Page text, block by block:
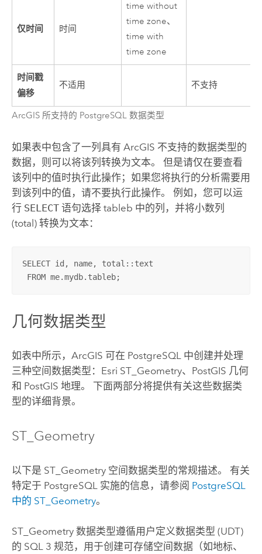
仅时间 时间
time without
time zone、
time with
time zone
时间戳
偏移
不适用 不支持
ArcGIS 所支持的 PostgreSQL 数据类型
如果表中包含了一列具有 ArcGIS 不支持的数据类型的
数据，则可以将该列转换为文本。 但是请仅在要查看
该列中的值时执行此操作；如果您将执行的分析需要用
到该列中的值，请不要执行此操作。 例如，您可以运
行 SELECT语句选择 tableb 中的列，并将小数列
(total) 转换为文本：
SELECT id , name, total ::text
FROM me.mydb.tableb;
几何数据类型
如表中所示，ArcGIS 可在 PostgreSQL中创建并处理
三种空间数据类型： Esri ST_Geometry、 PostGIS 几何
和 PostGIS 地理。 下面两部分将提供有关这些数据类
型的详细背景。
ST_Geometry
以下是 ST_Geometry 空间数据类型的常规描述。 有关
特定于 PostgreSQL 实施的信息，请参阅 PostgreSQL
中的 ST_Geometry。
ST_Geometry 数据类型遵循用户定义数据类型 (UDT)
的 SQL 3 规范，用于创建可存储空间数据（如地标、